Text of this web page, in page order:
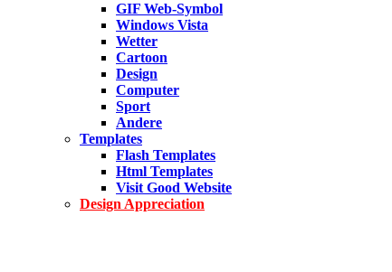
GIF Web-Symbol
Windows Vista
Wetter
Cartoon
Design
Computer
Sport
Andere
Templates
Flash Templates
Html Templates
Visit Good Website
Design Appreciation